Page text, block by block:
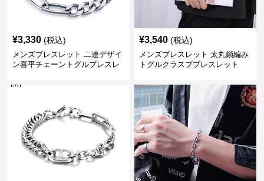
¥3,330 (税込)
メンズブレスレット 二連デザイ
ン喜平チェーントグルブレスレ
¥3,540 (税込)
メンズブレスレット 太丸鎖編み
トグルクラスプブレスレット